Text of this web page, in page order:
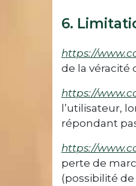
6.
https://
de la véracité
https://
l’utilisateur,
répondant
https://
perte de
(possibilité